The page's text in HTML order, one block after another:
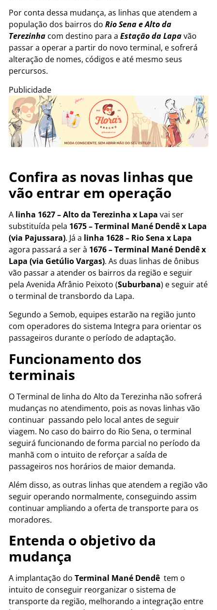
Por conta dessa mudança, as linhas que atendem a
população dos bairros do Rio Sena e Alto da
Terezinha com destino para a Estação da Lapavão
passar a operar a partir do novo terminal, e sofrerá
alteração de nomes, códigos e até mesmo seus
percursos.
Publicidade
Confira as novas linhas que
vão entrar em operação
A linha 1627 – Alto da Terezinha x Lapa vai ser
substituída pela 1675 – Terminal Mané Dendê x Lapa
(via Pajussara). Já a linha 1628 – Rio Sena x Lapa
agora passará a ser à 1676 – Terminal Mané Dendê x
Lapa (via Getúlio Vargas). As duas linhas de ônibus
vão passar a atender os bairros da região e seguir
pela Avenida Afrânio Peixoto (Suburbana) e seguir até
o terminal de transbordo da Lapa.
Segundo a Semob, equipes estarão na região junto
com operadores do sistema Integra para orientar os
passageiros durante o período de adaptação.
Funcionamento dos
terminais
O Terminal de linha do Alto da Terezinha não sofrerá
mudanças no atendimento, pois as novas linhas vão
continuar passando pelo local antes de seguir
viagem. No caso do bairro do Rio Sena, o terminal
seguirá funcionando de forma parcial no período da
manhã com o intuito de reforçar a saída de
passageiros nos horários de maior demanda.
Além disso, as outras linhas que atendem a região vão
seguir operando normalmente, conseguindo assim
continuar ampliando a oferta de transporte para os
moradores.
Entenda o objetivo da
mudança
A implantação do Terminal Mané Dendê tem o
intuito de conseguir reorganizar o sistema de
transporte da região, melhorando a integração entre